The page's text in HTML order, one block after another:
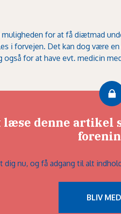
for at få diætmad
i forvejen. Det kan dog være
også for at have evt. medicin
læse denne artikel
dig nu, og få adgang til alt
BLIV